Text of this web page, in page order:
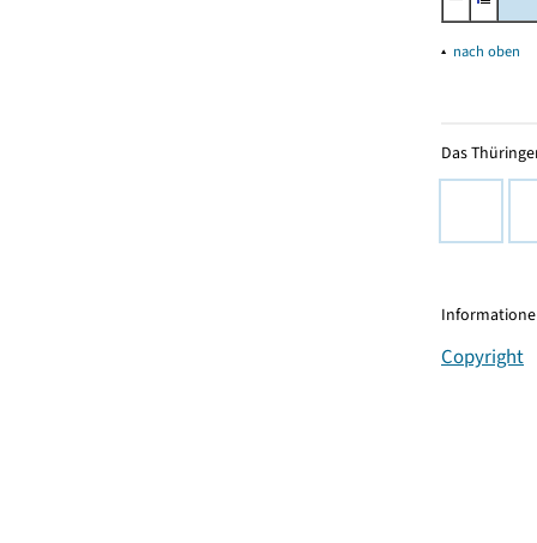
▴ nach oben
Das
Copyright